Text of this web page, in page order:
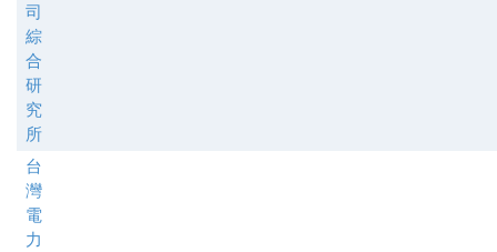
司
綜
合
研
究
所
台
灣
電
力